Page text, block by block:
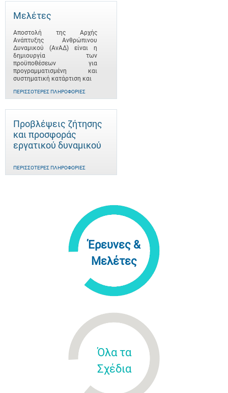
Μελέτες
Αποστολή της Αρχής
Ανάπτυξης Ανθρώπινου
Δυναμικού (ΑνΑΔ) είναι η
δημιουργία των
προϋποθέσεων για
προγραμματισμένη και
συστηματική κατάρτιση και
ΠΕΡΙΣΣΌΤΕΡΕΣ ΠΛΗΡΟΦΟΡΊΕΣ
Προβλέψεις ζήτησης
και προσφοράς
εργατικού δυναμικού
ΠΕΡΙΣΣΌΤΕΡΕΣ ΠΛΗΡΟΦΟΡΊΕΣ
Έρευνες &
Μελέτες
Όλα τα
Σχέδια